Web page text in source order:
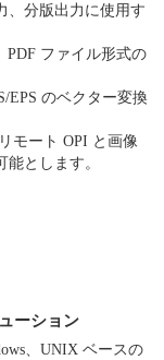
、分版出力に使用す
PDF ファイル形式の
EPS のベクター変換
モート OPI と画像
とします。
ーション
、UNIX ベースの